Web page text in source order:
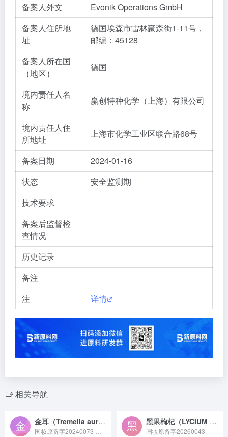
备案人外文
Evonik Operations GmbH
备案人住所地
址
德国埃森市雷林豪森街1-11号，
邮编：45128
备案人所在国
（地区）
德国
境内责任人名
称
赢创特种化学（上海）有限公司
境内责任人住
所地址
上海市化学工业区联合路68号
备案日期
2024-01-16
状态
安全监测期
技术要求
备案后监督检
查情况
历史记录
备注
注
详情
相关导航
金耳（Tremella aurantialba）子实体提取物 黑果枸杞（LYCIUM RUTHENICUM）果提取物
国妆原备字20260043